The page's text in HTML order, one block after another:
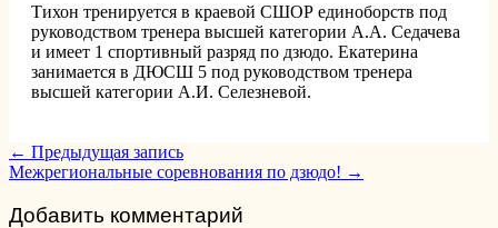
Тихон тренируется в краевой СШОР единоборств под
руководством тренера высшей категории А.А. Седачева
и имеет 1 спортивный разряд по дзюдо. Екатерина
занимается в ДЮСШ 5 под руководством тренера
высшей категории А.И. Селезневой.
Post
navigation
← Предыдущая запись
Межрегиональные соревнования по дзюдо! →
Добавить комментарий